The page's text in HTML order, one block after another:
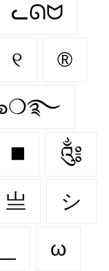
ᓚᘏᗢ
୧ ®️
❍࿐
◼️ ༃
亗 シ
ω